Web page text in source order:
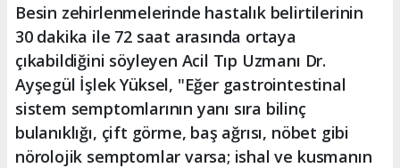
Besin zehirlenmelerinde hastalık belirtilerinin
30 dakika ile 72 saat arasında ortaya
çıkabildiğini söyleyen Acil Tıp Uzmanı Dr.
Ayşegül İşlek Yüksel, "Eğer gastrointestinal
sistem semptomlarının yanı sıra bilinç
bulanıklığı, çift görme, baş ağrısı, nöbet gibi
nörolojik semptomlar varsa; ishal ve kusmanın